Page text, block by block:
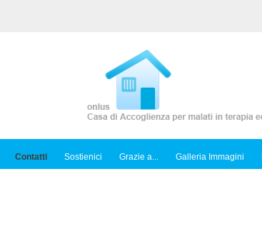
Contatti Sostienici Grazie a... Galleria Immagini